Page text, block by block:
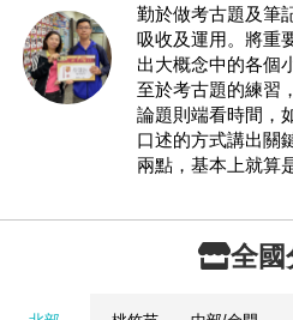
勤於做考古題及筆
吸收及運用。將重
出大概念中的各個
至於考古題的練習
論題則端看時間，
口述的方式講出關
兩點，基本上就算
全國